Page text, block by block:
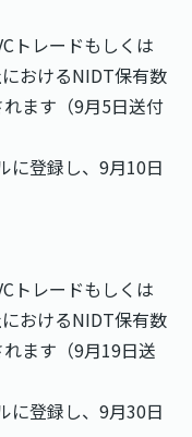
トレードもしくは
おけるNIDT保有数
ます（9月5日送付
に登録し、9月10日
トレードもしくは
おけるNIDT保有数
ます（9月19日送
に登録し、9月30日